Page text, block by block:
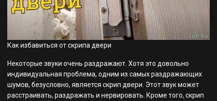
Как избавиться от скрипа двери
Некоторые звуки очень раздражают. Хотя это довольно
индивидуальная проблема, одним из самых раздражающих
шумов, безусловно, является скрип двери. Этот звук может
расстраивать, раздражать и нервировать. Кроме того, скрип